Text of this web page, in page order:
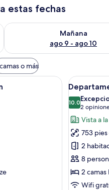
estas fechas
8 - ago 9
Mañana
ago 9 - ago 10
Consulta la disponibilidad
o más
moderno con una mesa redonda,
Abrir
todas
las
fotos
de
Deluxe,
2
19
10.010.0 de 10
2
(2
Vista a
753
2
8
2 camas
Wifi